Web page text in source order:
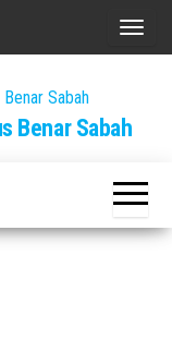
T
g
e
n
Benar Sabah